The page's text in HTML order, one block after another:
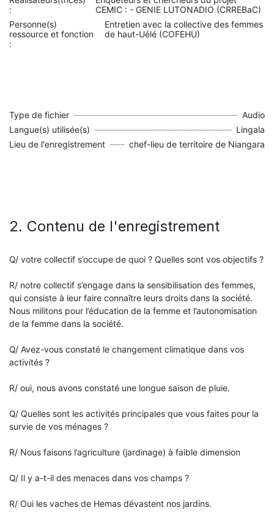
:
CEMIC : - GENIE LUTONADIO (CRREBaC)
Personne(s)
ressource et fonction
:
Entretien avec la collective des femmes
de haut-Uélé (COFEHU)
Type de fichier
Audio
Langue(s) utilisée(s)
Lingala
Lieu de l'enregistrement
chef-lieu de territoire de Niangara
2. Contenu de l'enregistrement
Q/ votre collectif s’occupe de quoi ? Quelles sont vos objectifs ?
R/ notre collectif s’engage dans la sensibilisation des femmes,
qui consiste à leur faire connaître leurs droits dans la société.
Nous militons pour l’éducation de la femme et l’autonomisation
de la femme dans la société.
Q/ Avez-vous constaté le changement climatique dans vos
activités ?
R/ oui, nous avons constaté une longue saison de pluie.
Q/ Quelles sont les activités principales que vous faites pour la
survie de vos ménages ?
R/ Nous faisons l’agriculture (jardinage) à faible dimension
Q/ Il y a-t-il des menaces dans vos champs ?
R/ Oui les vaches de Hemas dévastent nos jardins.